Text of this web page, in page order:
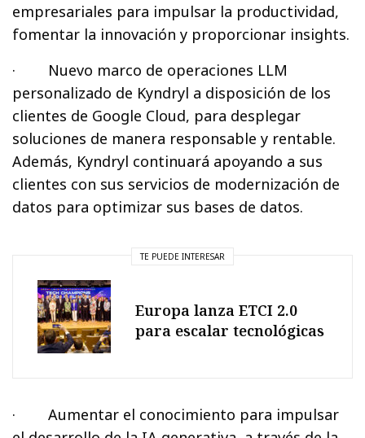
empresariales para impulsar la productividad,
fomentar la innovación y proporcionar insights.
· Nuevo marco de operaciones LLM
personalizado de Kyndryl a disposición de los
clientes de Google Cloud, para desplegar
soluciones de manera responsable y rentable.
Además, Kyndryl continuará apoyando a sus
clientes con sus servicios de modernización de
datos para optimizar sus bases de datos.
TE PUEDE INTERESAR
Europa lanza ETCI 2.0
para escalar tecnológicas
· Aumentar el conocimiento para impulsar